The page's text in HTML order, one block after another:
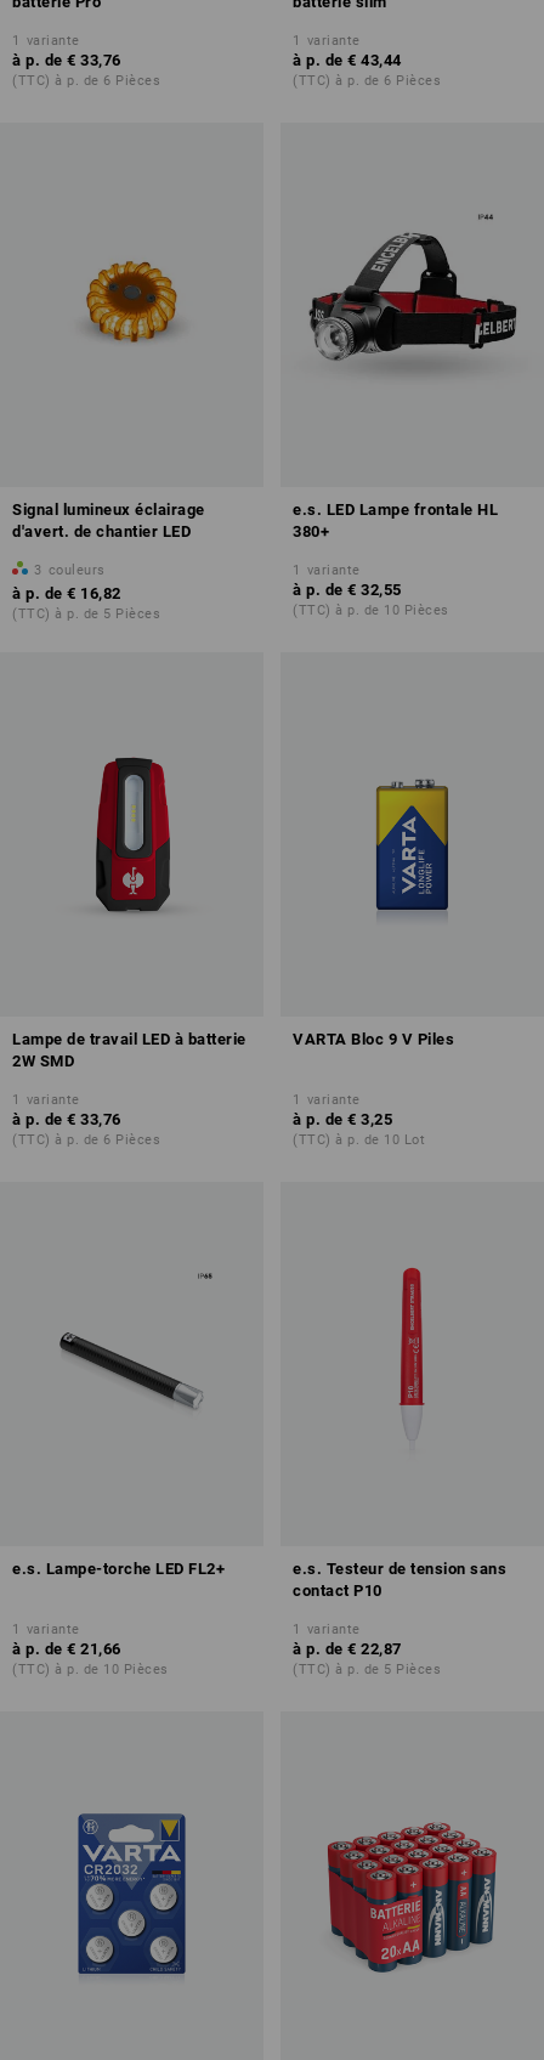
1 variante
à p. de € 33,76
(TTC) à p. de 6 Pièces
1 variante
à p. de € 43,44
(TTC) à p. de 6 Pièces
Signal lumineux éclairage
d'avert. de chantier LED
3 couleurs
à p. de € 16,82
(TTC) à p. de 5 Pièces
e.s. LED Lampe frontale HL
380+
1 variante
à p. de € 32,55
(TTC) à p. de 10 Pièces
Lampe de travail LED à batterie
2W SMD
1 variante
à p. de € 33,76
(TTC) à p. de 6 Pièces
VARTA Bloc 9 V Piles
1 variante
à p. de € 3,25
(TTC) à p. de 10 Lot
e.s. Lampe-torche LED FL2+
1 variante
à p. de € 21,66
(TTC) à p. de 10 Pièces
e.s. Testeur de tension sans
contact P10
1 variante
à p. de € 22,87
(TTC) à p. de 5 Pièces